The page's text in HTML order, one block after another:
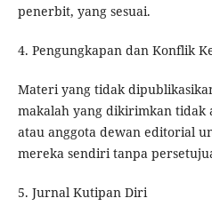
penerbit, yang sesuai.
4. Pengungkapan dan Konflik
Materi yang tidak
makalah yang dikirimkan tidak
atau anggota dewan editorial
mereka sendiri tanpa
5. Jurnal Kutipan Diri